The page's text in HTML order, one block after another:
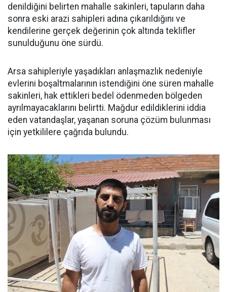
denildiğini belirten mahalle sakinleri, tapuların daha
sonra eski arazi sahipleri adına çıkarıldığını ve
kendilerine gerçek değerinin çok altında teklifler
sunulduğunu öne sürdü.
Arsa sahipleriyle yaşadıkları anlaşmazlık nedeniyle
evlerini boşaltmalarının istendiğini öne süren mahalle
sakinleri, hak ettikleri bedel ödenmeden bölgeden
ayrılmayacaklarını belirtti. Mağdur edildiklerini iddia
eden vatandaşlar, yaşanan soruna çözüm bulunması
için yetkililere çağrıda bulundu.